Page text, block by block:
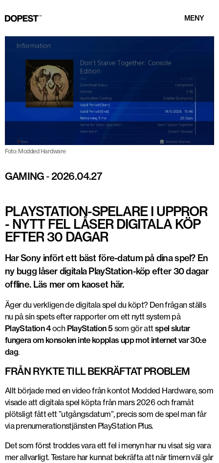
MENY
Foto: Modded Hardware
GAMING -2026.04.27
PLAYSTATION-SPELARE I UPPROR
- NYTT FEL LÅSER DIGITALA KÖP
EFTER 30 DAGAR
Har Sony infört ett bäst före-datum på dina spel? En
ny bugg låser digitala PlayStation-köp efter 30 dagar
offline. Läs mer om kaoset här.
Äger du verkligen de digitala spel du köpt? Den frågan ställs
nu på sin spets efter rapporter om ett nytt system på
PlayStation 4och PlayStation 5som gör att spel slutar
fungera om konsolen inte kopplas upp mot internet var 30:e
dag.
FRÅN RYKTE TILL BEKRÄFTAT PROBLEM
Allt började med en video från kontot Modded Hardware, som
visade att digitala spel köpta från mars 2026 och framåt
plötsligt fått ett ”utgångsdatum”, precis som de spel man får
via prenumerationstjänsten PlayStation Plus.
Det som först troddes vara ett fel i menyn har nu visat sig vara
mer allvarligt. Testare har kunnat bekräfta att när timern väl går